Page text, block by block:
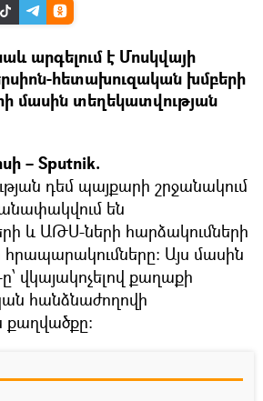
արգելում է Մոսկվայի
հետախուզական խմբերի
մասին տեղեկատվության
– Sputnik.
դեմ պայքարի շրջանակում
են
և ԱԹՍ-ների հարձակումների
Այս մասին
վկայակոչելով քաղաքի
հանձնաժողովի